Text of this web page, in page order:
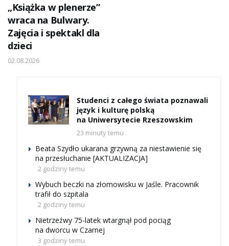
„Książka w plenerze”
wraca na Bulwary.
Zajęcia i spektakl dla
dzieci
02.08.2026
Studenci z całego świata poznawali
język i kulturę polską
na Uniwersytecie Rzeszowskim
23 minuty temu
Beata Szydło ukarana grzywną za niestawienie się
na przesłuchanie [AKTUALIZACJA]
2 godziny temu
Wybuch beczki na złomowisku w Jaśle. Pracownik
trafił do szpitala
2 godziny temu
Nietrzeźwy 75-latek wtargnął pod pociąg
na dworcu w Czarnej
3 godziny temu